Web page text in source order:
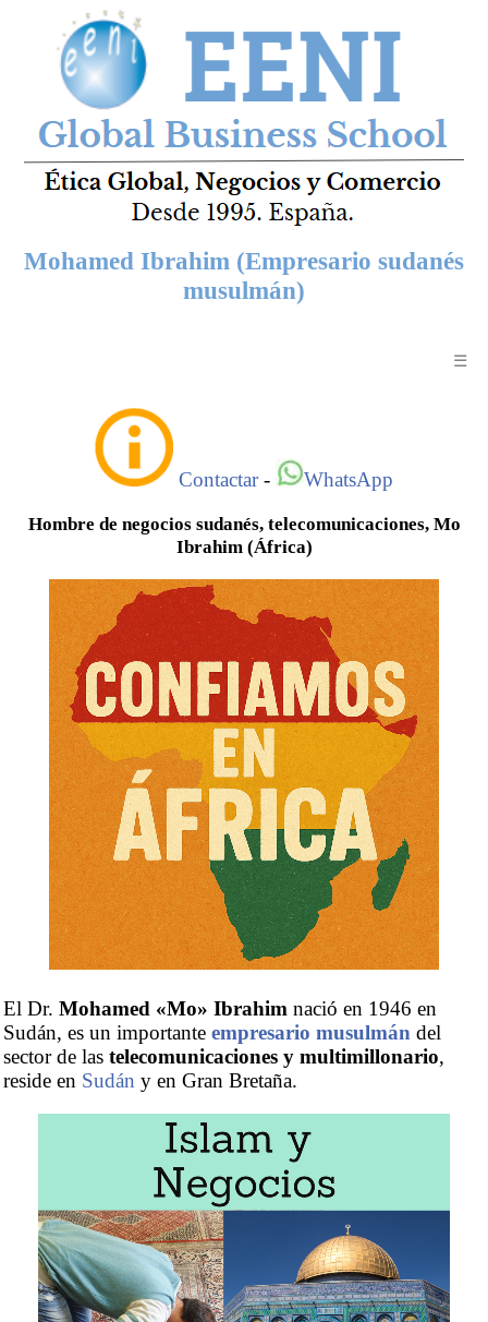
Mohamed Ibrahim (Empresario sudanés
musulmán)
☰
Contactar- WhatsApp
Hombre de negocios sudanés, telecomunicaciones, Mo
Ibrahim (África)
El Dr. Mohamed «Mo» Ibrahim nació en 1946 en
Sudán, es un importante empresario musulmán del
sector de las telecomunicaciones y multimillonario,
reside en Sudán y en Gran Bretaña.